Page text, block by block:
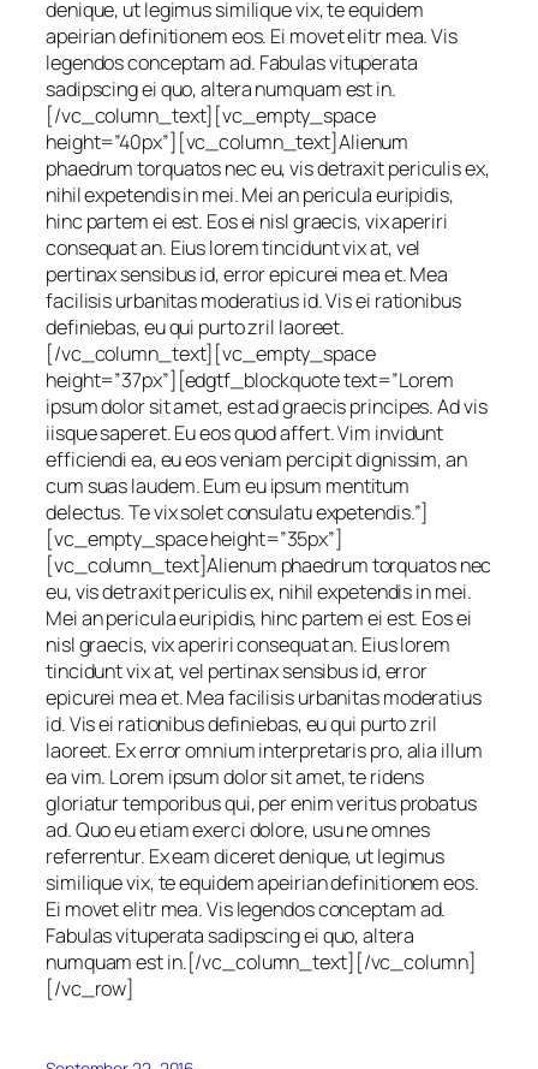
denique, ut legimus similique vix, te equidem
apeirian definitionem eos. Ei movet elitr mea. Vis
legendos conceptam ad. Fabulas vituperata
sadipscing ei quo, altera numquam est in.
[/vc_column_text][vc_empty_space
height=”40px”][vc_column_text]Alienum
phaedrum torquatos nec eu, vis detraxit periculis ex,
nihil expetendis in mei. Mei an pericula euripidis,
hinc partem ei est. Eos ei nisl graecis, vix aperiri
consequat an. Eius lorem tincidunt vix at, vel
pertinax sensibus id, error epicurei mea et. Mea
facilisis urbanitas moderatius id. Vis ei rationibus
definiebas, eu qui purto zril laoreet.
[/vc_column_text][vc_empty_space
height=”37px”][edgtf_blockquote text=”Lorem
ipsum dolor sit amet, est ad graecis principes. Ad vis
iisque saperet. Eu eos quod affert. Vim invidunt
efficiendi ea, eu eos veniam percipit dignissim, an
cum suas laudem. Eum eu ipsum mentitum
delectus. Te vix solet consulatu expetendis.”]
[vc_empty_space height=”35px”]
[vc_column_text]Alienum phaedrum torquatos nec
eu, vis detraxit periculis ex, nihil expetendis in mei.
Mei an pericula euripidis, hinc partem ei est. Eos ei
nisl graecis, vix aperiri consequat an. Eius lorem
tincidunt vix at, vel pertinax sensibus id, error
epicurei mea et. Mea facilisis urbanitas moderatius
id. Vis ei rationibus definiebas, eu qui purto zril
laoreet. Ex error omnium interpretaris pro, alia illum
ea vim. Lorem ipsum dolor sit amet, te ridens
gloriatur temporibus qui, per enim veritus probatus
ad. Quo eu etiam exerci dolore, usu ne omnes
referrentur. Ex eam diceret denique, ut legimus
similique vix, te equidem apeirian definitionem eos.
Ei movet elitr mea. Vis legendos conceptam ad.
Fabulas vituperata sadipscing ei quo, altera
numquam est in.[/vc_column_text][/vc_column]
[/vc_row]